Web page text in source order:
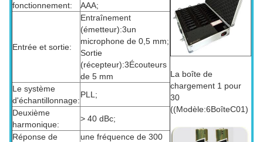
fonctionnement:
AAA;
Entrée et sortie:
Entraînement
(émetteur):3un
microphone de 0,5 mm;
Sortie
(récepteur):3Écouteurs
de 5 mm
Le système
d'échantillonnage:
PLL;
Deuxième
harmonique:
> 40 dBc;
Réponse de
une fréquence de 300
La boîte de
chargement 1 pour
30
((Modèle:6BoîteC01)